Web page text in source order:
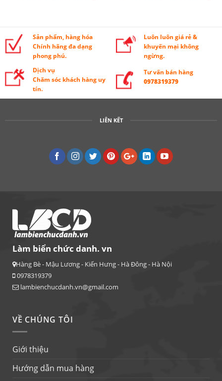
Sản phẩm, hàng hóa
Chính hãng đa dạng
phong phú.
Luôn luôn giá rẻ &
khuyến mại không
ngừng.
Dịch vụ
Chăm sóc khách hàng uy
tín.
Tư vấn bán hàng
0978319379
LIÊN KẾT
Làm biển chức danh. vn
Hàng Bè - Mậu Lương - Kiến Hưng - Hà Đông - Hà Nội
0978319379
lambienchucdanh.vn@gmail.com
VỀ CHÚNG TÔI
Giới thiệu
Hướng dẫn mua hàng